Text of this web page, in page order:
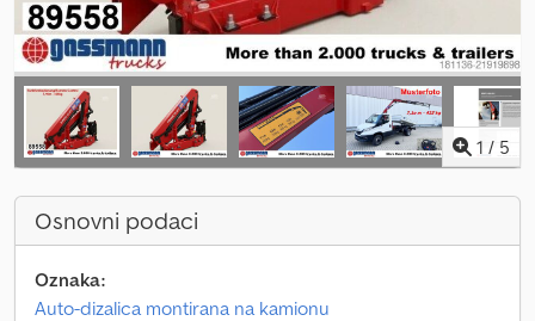
1 / 5
Osnovni podaci
Oznaka:
Auto-dizalica montirana na kamionu